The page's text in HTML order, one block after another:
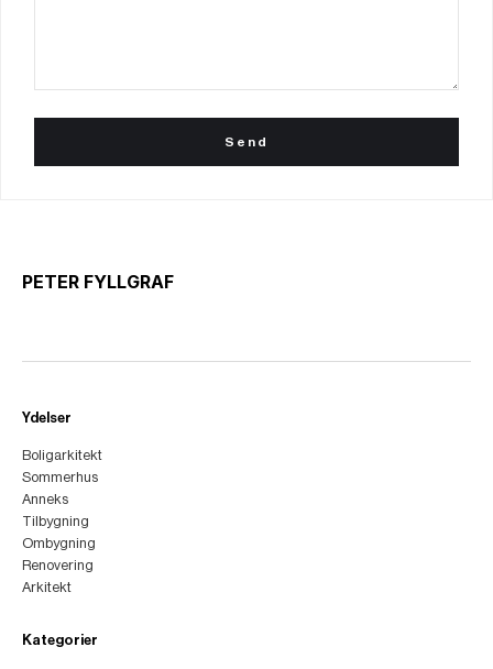
PETER FYLLGRAF
Ydelser
Boligarkitekt
Sommerhus
Anneks
Tilbygning
Ombygning
Renovering
Arkitekt
Kategorier